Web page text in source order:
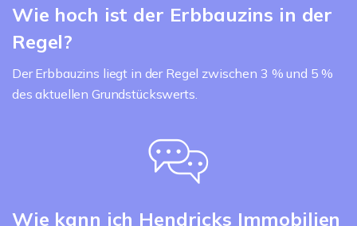
Wie hoch ist der Erbbauzins in der
Regel?
Der Erbbauzins liegt in der Regel zwischen 3 % und 5 %
des aktuellen Grundstückswerts.
Wie kann ich Hendricks Immobilien